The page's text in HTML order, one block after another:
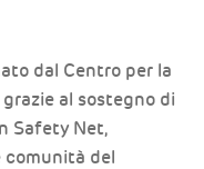
dal Centro per la
al sostegno di
Safety Net,
comunità del